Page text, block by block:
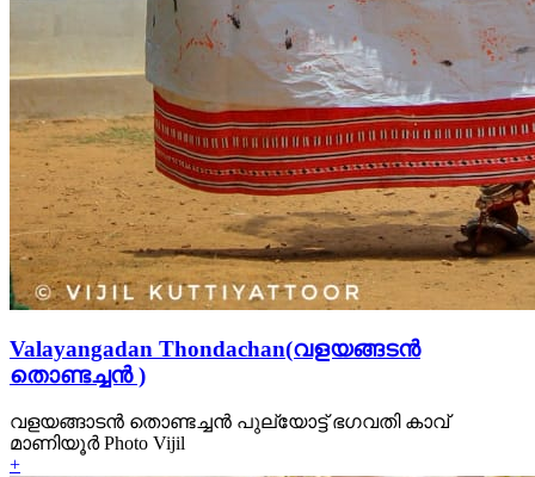
Valayangadan Thondachan(വളയങ്ങടന്‍
തൊണ്ടച്ചന്‍ )
വളയങ്ങാടൻ തൊണ്ടച്ചൻ പുല്യോട്ട് ഭഗവതി കാവ്
മാണിയൂർ Photo Vijil
+